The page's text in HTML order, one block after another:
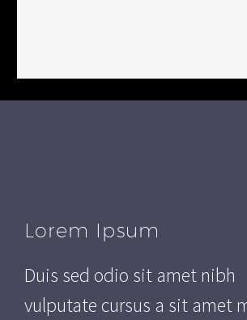
Lorem Ipsum
Duis sed odio sit amet nibh
vulputate cursus a sit amet